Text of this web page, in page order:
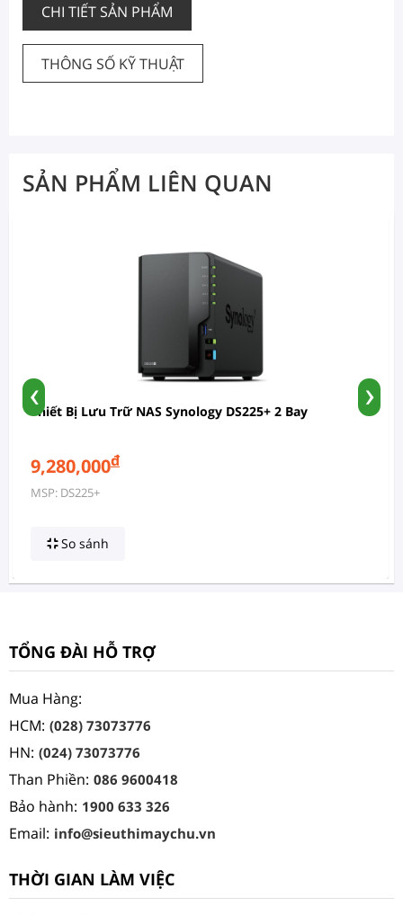
CHI TIẾT SẢN PHẨM
THÔNG SỐ KỸ THUẬT
SẢN PHẨM LIÊN QUAN
Thiết Bị Lưu Trữ NAS Synology DS225+ 2 Bay
9,280,000đ
MSP: DS225+
So sánh
‹ ›
TỔNG ĐÀI HỖ TRỢ
Mua Hàng:
HCM: (028) 73073776
HN: (024) 73073776
Than Phiền: 086 9600418
Bảo hành: 1900 633 326
Email: info@sieuthimaychu.vn
THỜI GIAN LÀM VIỆC